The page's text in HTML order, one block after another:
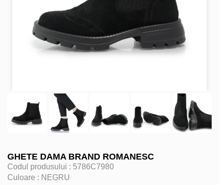
GHETE DAMA BRAND ROMANESC
Codul produsului : 5786C7980
Culoare : NEGRU